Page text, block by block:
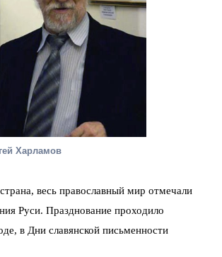
Харламов
весь православный мир отмечали
Руси. Празднование проходило
в Дни славянской письменности